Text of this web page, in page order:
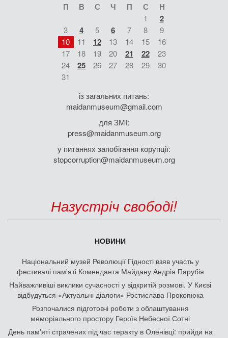
П В С Ч П С Н
1 2
3 4 5 6 7 8
9
10
11 12 13 14 15
16
17
18 19 20 21 22
23
24
25 26 27 28 29
30
31
із загальних питань:
maidanmuseum@gmail.com
для ЗМІ:
press@maidanmuseum.org
у питаннях запобігання корупції:
stopcorruption@maidanmuseum.org
Назустріч свободі!
НОВИНИ
Національний музей Революції Гідності взяв участь у
фестивалі пам'яті Коменданта Майдану Андрія Парубія
Найважливіші виклики сучасності у відкритій розмові. У Києві
відбудуться «Актуальні діалоги» Ростислава Прокопюка
Розпочалися підготовчі роботи з облаштування
меморіального простору Героїв Небесної Сотні
День памʼяті страчених під час теракту в Оленівці: прийди на